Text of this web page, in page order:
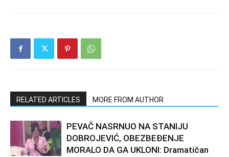
RELATED ARTICLES MORE FROM AUTHOR
PEVAČ NASRNUO NA STANIJU
DOBROJEVIĆ, OBEZBEĐENJE
MORALO DA GA UKLONI: Dramatičan